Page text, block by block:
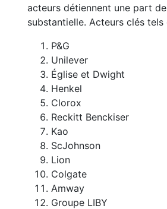
acteurs détiennent une part
substantielle. Acteurs clés tels
P&G
Unilever
Église et Dwight
Henkel
Clorox
Reckitt Benckiser
Kao
ScJohnson
Lion
Colgate
Amway
Groupe LIBY